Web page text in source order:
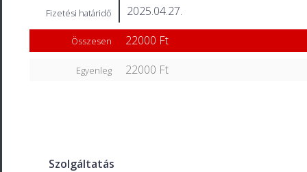
Fizetési határidő 2025.04.27.
Összesen 22000 Ft
Egyenleg 22000 Ft
Szolgáltatás